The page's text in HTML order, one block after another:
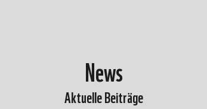
News
Aktuelle Beiträge